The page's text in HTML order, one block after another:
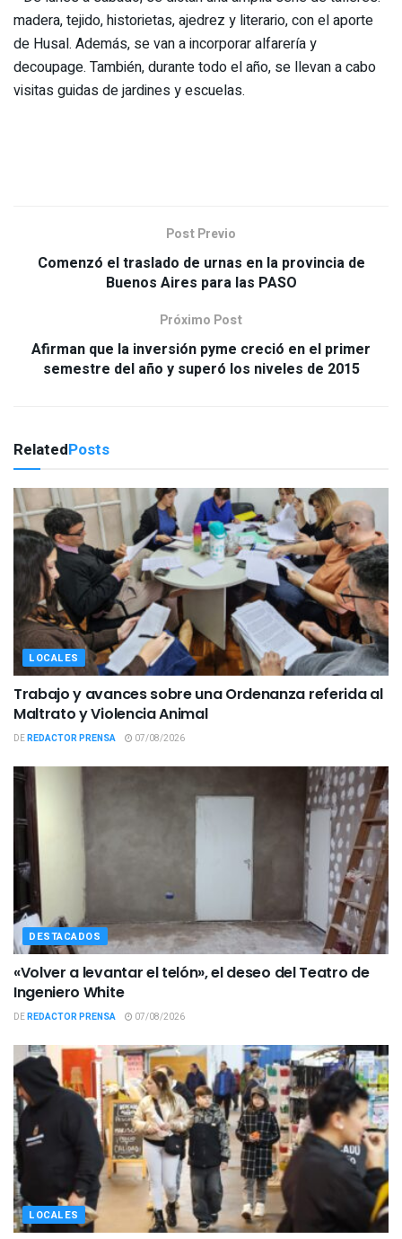
madera, tejido, historietas, ajedrez y literario, con el aporte
de Husal. Además, se van a incorporar alfarería y
decoupage. También, durante todo el año, se llevan a cabo
visitas guidas de jardines y escuelas.
Post Previo
Comenzó el traslado de urnas en la provincia de
Buenos Aires para las PASO
Próximo Post
Afirman que la inversión pyme creció en el primer
semestre del año y superó los niveles de 2015
RelatedPosts
LOCALES
Trabajo y avances sobre una Ordenanza referida al
Maltrato y Violencia Animal
DEREDACTOR PRENSA 07/08/2026
DESTACADOS
«Volver a levantar el telón», el deseo del Teatro de
Ingeniero White
DEREDACTOR PRENSA 07/08/2026
LOCALES